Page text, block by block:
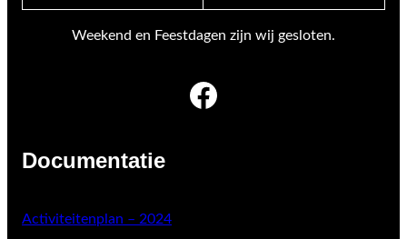
Weekend en Feestdagen zijn wij gesloten.
Facebook
Documentatie
Activiteitenplan – 2024